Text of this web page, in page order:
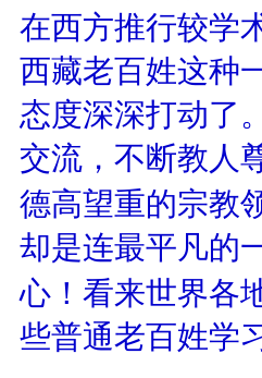
在西方推行较学
西藏老百姓这种
态度深深打动了
交流，不断教人
德高望重的宗教
却是连最平凡的
心！看来世界各
些普通老百姓学